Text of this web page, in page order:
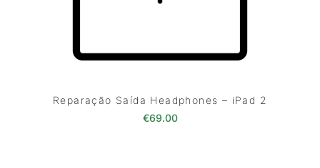
Reparação Saída Headphones – iPad 2
€69.00